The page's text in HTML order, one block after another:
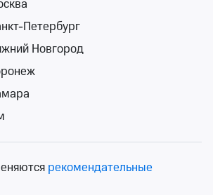
ничего не нашли
Петербург
Новгород
рекомендательные